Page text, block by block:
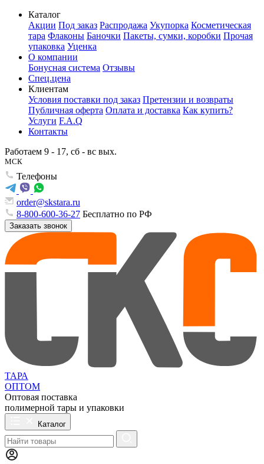
Каталог
Акции Под заказ Распродажа Укупорка Косметическая
тара Флаконы Баночки Пакеты, сумки, коробки Прочая
упаковка Уценка
О компании
Бонусная система Отзывы
Спец.цена
Клиентам
Условия поставки под заказ Претензии и возвраты
Публичная оферта Оплата и доставка Как купить?
Услуги F.A.Q
Контакты
Работаем 9 - 17, сб - вс вых.
МСК
Телефоны
order@skstara.ru
8-800-600-36-27 Бесплатно по РФ
Заказать звонок
ТАРА
ОПТОМ
Оптовая поставка
полимерной тары и упаковки
Каталог